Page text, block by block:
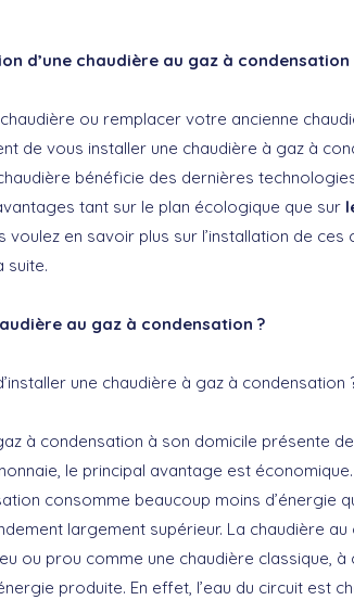
d’une chaudière au gaz à condensation
ou remplacer votre ancienne
de vous installer une chaudière à gaz à
bénéficie des dernières
tant sur le plan écologique que sur
voulez en savoir plus sur l’installation de ces
suite.
au gaz à condensation ?
une chaudière à gaz à condensation
à condensation à son domicile présente
le principal avantage est
consomme beaucoup moins d’énergie
largement supérieur. La chaudière au
ou prou comme une chaudière classique, à
produite. En effet, l’eau du circuit est